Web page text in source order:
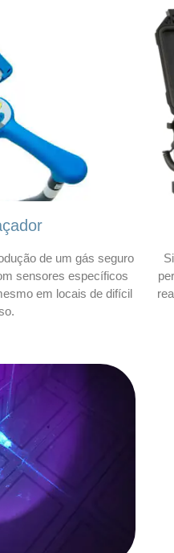
de um gás seguro
sensores específicos
em locais de difícil